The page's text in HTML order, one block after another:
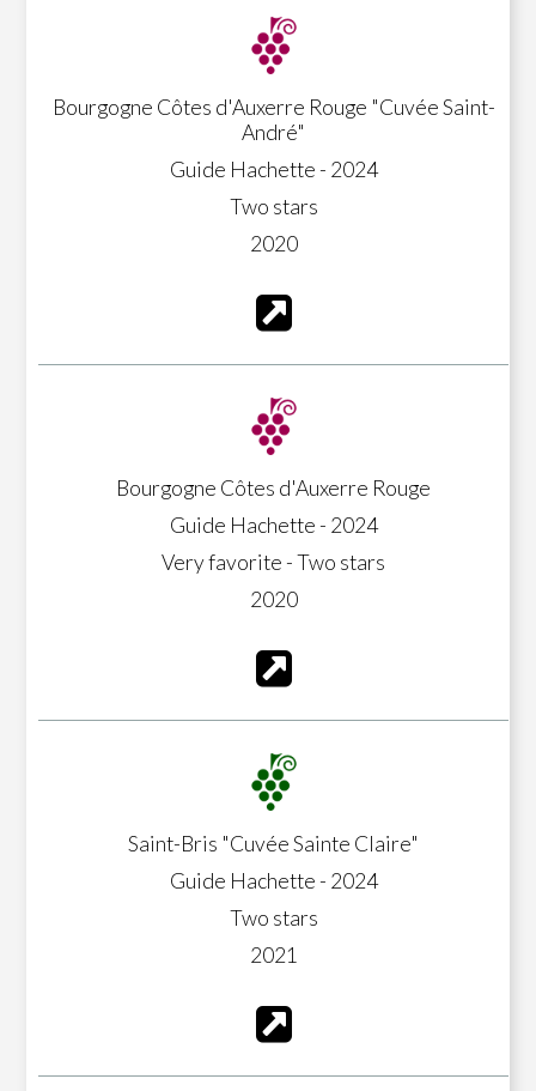
Bourgogne Côtes d'Auxerre Rouge "Cuvée Saint-
André"
Guide Hachette - 2024
Two stars
2020
Bourgogne Côtes d'Auxerre Rouge
Guide Hachette - 2024
Very favorite - Two stars
2020
Saint-Bris "Cuvée Sainte Claire"
Guide Hachette - 2024
Two stars
2021